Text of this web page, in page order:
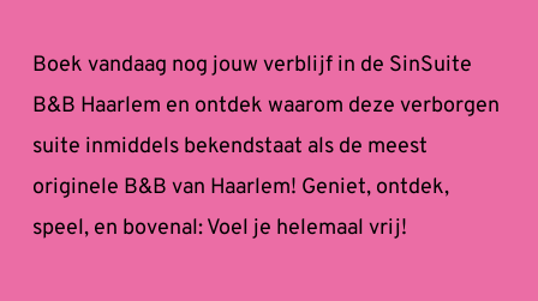
Boek vandaag nog jouw verblijf in de SinSuite
B&B Haarlem en ontdek waarom deze verborgen
suite inmiddels bekendstaat als de meest
originele B&B van Haarlem! Geniet, ontdek,
speel, en bovenal: Voel je helemaal vrij!